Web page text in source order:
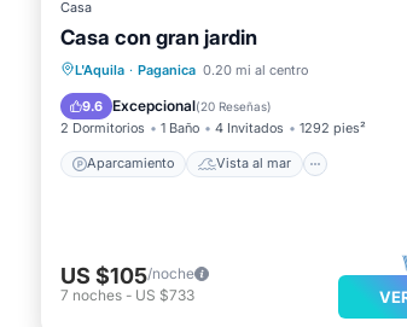
Casa
Casa con gran jardin
L'Aquila · Paganica 0.20 mi al centro
9.6 Excepcional(20 Reseñas)
2 Dormitorios 1 Baño 4 Invitados 1292 pies²
Aparcamiento Vista al mar
Aparcamiento
Vista al mar
Balcón/Terraza
US $105/noche
7 noches - US $733